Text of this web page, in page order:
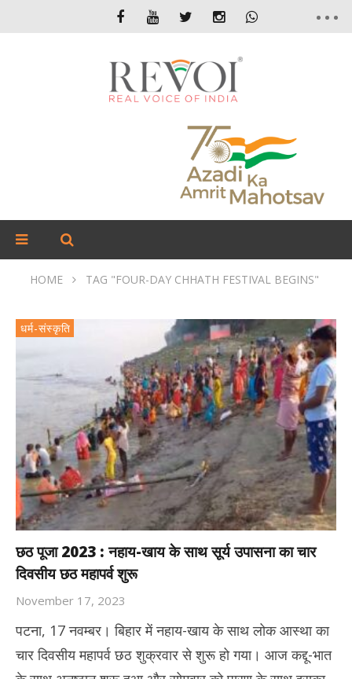
HOME TAG "FOUR-DAY CHHATH FESTIVAL BEGINS"
धर्म-संस्कृति
छठ पूजा 2023 : नहाय-खाय के साथ सूर्य उपासना का चार
दिवसीय छठ महापर्व शुरू
November 17, 2023
पटना, 17 नवम्बर। बिहार में नहाय-खाय के साथ लोक आस्था का
चार दिवसीय महापर्व छठ शुक्रवार से शुरू हो गया। आज कद्दू-भात